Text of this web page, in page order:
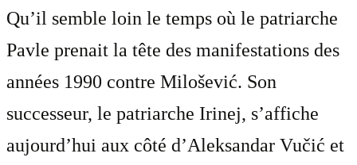
Qu’il semble loin le temps où le patriarche
Pavle prenait la tête des manifestations des
années 1990 contre Milošević. Son
successeur, le patriarche Irinej, s’affiche
aujourd’hui aux côté d’Aleksandar Vučić et